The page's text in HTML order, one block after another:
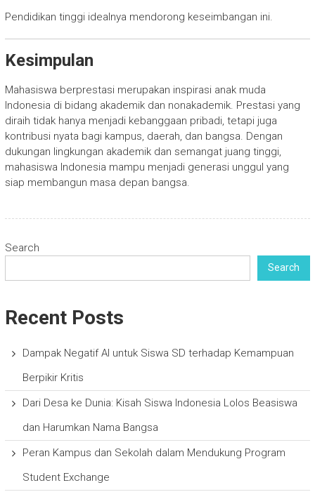
Pendidikan tinggi idealnya mendorong keseimbangan ini.
Kesimpulan
Mahasiswa berprestasi merupakan inspirasi anak muda
Indonesia di bidang akademik dan nonakademik. Prestasi yang
diraih tidak hanya menjadi kebanggaan pribadi, tetapi juga
kontribusi nyata bagi kampus, daerah, dan bangsa. Dengan
dukungan lingkungan akademik dan semangat juang tinggi,
mahasiswa Indonesia mampu menjadi generasi unggul yang
siap membangun masa depan bangsa.
Search
Search
Recent Posts
Dampak Negatif AI untuk Siswa SD terhadap Kemampuan
Berpikir Kritis
Dari Desa ke Dunia: Kisah Siswa Indonesia Lolos Beasiswa
dan Harumkan Nama Bangsa
Peran Kampus dan Sekolah dalam Mendukung Program
Student Exchange